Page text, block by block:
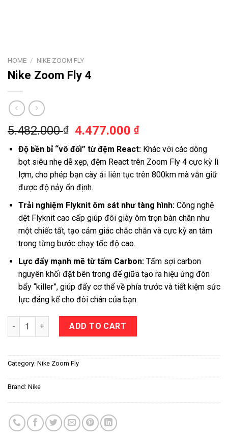
HOME / NIKE ZOOM FLY
Nike Zoom Fly 4
5.482.000₫ 4.477.000₫
Độ bền bỉ “vô đối” từ đệm React:Khác với các dòng
bọt siêu nhẹ dễ xẹp, đệm React trên Zoom Fly 4 cực kỳ lì
lợm, cho phép bạn cày ải liên tục trên 800km mà vẫn giữ
được độ nảy ổn định.
Trải nghiệm Flyknit ôm sát như tàng hình:Công nghệ
dệt Flyknit cao cấp giúp đôi giày ôm trọn bàn chân như
một chiếc tất, tạo cảm giác chắc chắn và cực kỳ an tâm
trong từng bước chạy tốc độ cao.
Lực đẩy mạnh mẽ từ tấm Carbon:Tấm sợi carbon
nguyên khối đặt bên trong đế giữa tạo ra hiệu ứng đòn
bẩy “killer”, giúp đẩy cơ thể về phía trước và tiết kiệm sức
lực đáng kể cho đôi chân của bạn.
Nike Zoom Fly 4 quantityADD TO CART
Category: Nike Zoom Fly
Brand: Nike